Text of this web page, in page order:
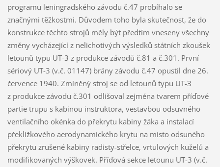
programu leningradského závodu č.47 probíhalo se
značnými těžkostmi. Důvodem toho byla skutečnost, že do
konstrukce těchto strojů měly být předtím vneseny všechny
změny vycházející z nelichotivých výsledků státních zkoušek
letounů typu UT-3 z produkce závodů č.81 a č.301. První
sériový UT-3 (v.č. 01147) brány závodu č.47 opustil dne 26.
července 1940. Zmíněný stroj se od letounů typu UT-3
z produkce závodu č.301 odlišoval zejména tvarem příďové
partie trupu s kabinou instruktora, vestavbou odsuvného
ventilačního okénka do překrytu kabiny žáka a instalací
překližkového aerodynamického krytu na místo odsuného
překrytu zrušené kabiny radisty-střelce, vrtulových kuželů a
modifikovaných výškovek. Příďová sekce letounu UT-3 (v.č.